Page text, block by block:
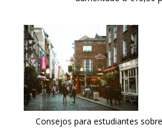
Consejos para estudiantes